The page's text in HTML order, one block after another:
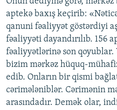
aptekə baxış keçirib:
qanuni fəaliyyət göstərdiyi
fəaliyyəti dayandırılıb. 156
fəaliyyətlərinə son qoyublar.
bizim mərkəz hüquq-
edib. Onların bir qismi
cərimələniblər. Cərimənin
arasındadır. Demək olar,